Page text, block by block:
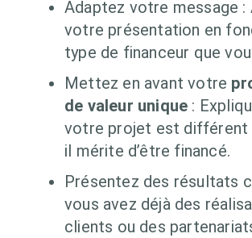
Adaptez votre message :
votre présentation en
type de financeur que
Mettez en avant votre
de valeur unique :
votre projet est différent
il mérite d’être financé.
Présentez des résultats
vous avez déjà des
clients ou des